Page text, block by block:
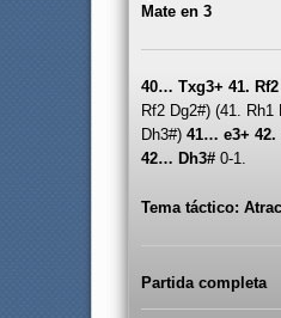
Mate en 3
40… Txg3+ 41. Rf2
Rf2 Dg2#) (41. Rh1
Dh3#) 41… e3+ 42.
42… Dh3#0-1.
Tema táctico:
Partida completa